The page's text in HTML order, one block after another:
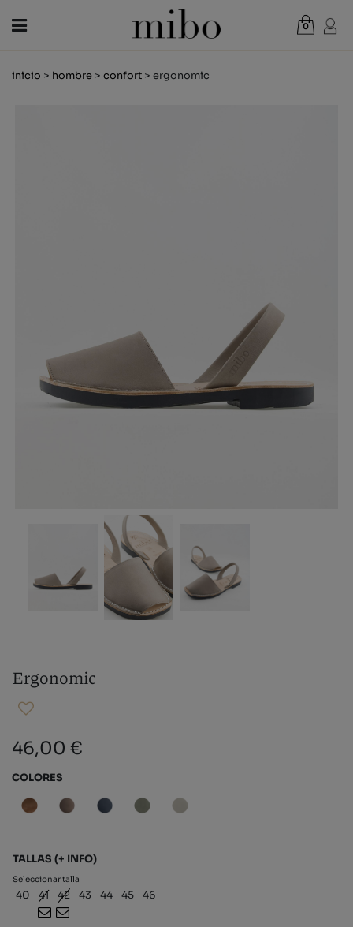
0
VER CESTA
inicio > hombre > confort > ergonomic
Ergonomic
46,00 €
COLORES
TALLAS (+ INFO)
Seleccionar talla
40 41 42 43 44 45 46